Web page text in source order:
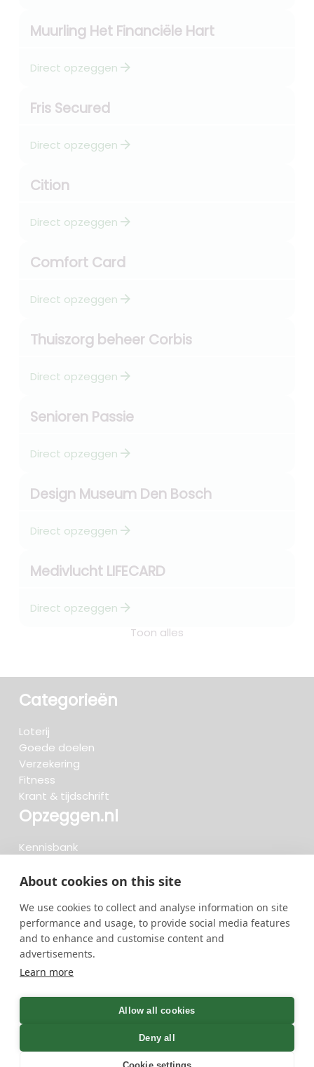
About cookies on this site
We use cookies to collect and analyse information on site
performance and usage, to provide social media features
and to enhance and customise content and
advertisements.
Learn more
Allow all cookies
Deny all
Cookie settings
Muurling Het Financiële Hart
Direct opzeggen arrow_forward
Fris Secured
Direct opzeggen arrow_forward
Cition
Direct opzeggen arrow_forward
Comfort Card
Direct opzeggen arrow_forward
Thuiszorg beheer Corbis
Direct opzeggen arrow_forward
Senioren Passie
Direct opzeggen arrow_forward
Design Museum Den Bosch
Direct opzeggen arrow_forward
Medivlucht LIFECARD
Direct opzeggen arrow_forward
Toon alles
VERAforum close
Maak kennis met onze
Categorieën
Loterij
Goede doelen
Verzekering
Fitness
Krant & tijdschrift
Opzeggen.nl
Kennisbank
Beoordelingen
Meteen opzeggen
719 opzeggingen afgelopen 30 dagen - 3.666.347
opzeggingen in totaal